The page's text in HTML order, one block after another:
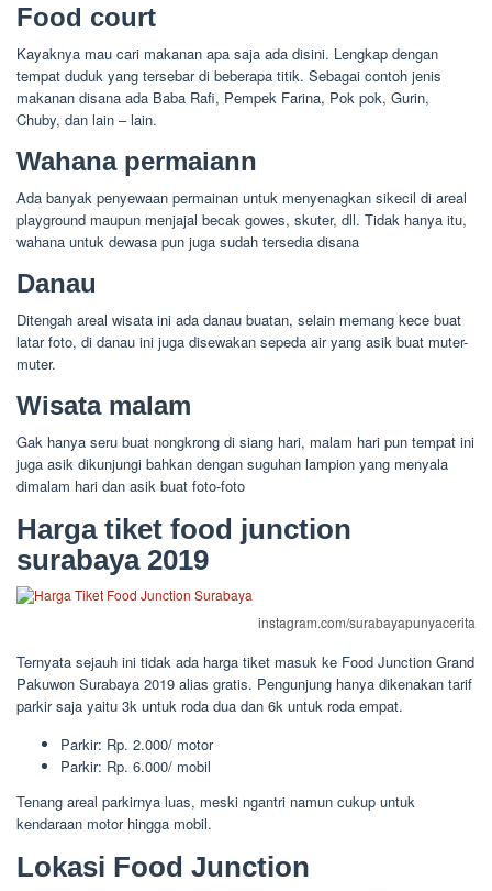
Food court
Kayaknya mau cari makanan apa saja ada disini. Lengkap dengan
tempat duduk yang tersebar di beberapa titik. Sebagai contoh jenis
makanan disana ada Baba Rafi, Pempek Farina, Pok pok, Gurin,
Chuby, dan lain – lain.
Wahana permaiann
Ada banyak penyewaan permainan untuk menyenagkan sikecil di areal
playground maupun menjajal becak gowes, skuter, dll. Tidak hanya itu,
wahana untuk dewasa pun juga sudah tersedia disana
Danau
Ditengah areal wisata ini ada danau buatan, selain memang kece buat
latar foto, di danau ini juga disewakan sepeda air yang asik buat muter-
muter.
Wisata malam
Gak hanya seru buat nongkrong di siang hari, malam hari pun tempat ini
juga asik dikunjungi bahkan dengan suguhan lampion yang menyala
dimalam hari dan asik buat foto-foto
Harga tiket food junction
surabaya 2019
instagram.com/surabayapunyacerita
Ternyata sejauh ini tidak ada harga tiket masuk ke Food Junction Grand
Pakuwon Surabaya 2019 alias gratis. Pengunjung hanya dikenakan tarif
parkir saja yaitu 3k untuk roda dua dan 6k untuk roda empat.
Parkir: Rp. 2.000/ motor
Parkir: Rp. 6.000/ mobil
Tenang areal parkirnya luas, meski ngantri namun cukup untuk
kendaraan motor hingga mobil.
Lokasi Food Junction